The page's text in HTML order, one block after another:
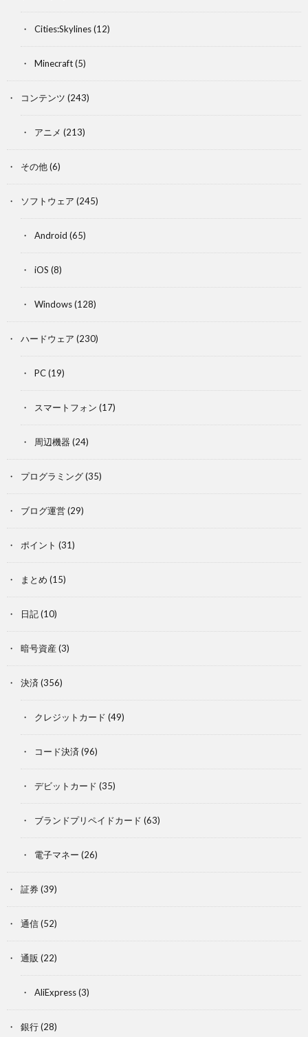
Cities:Skylines(12)
Minecraft(5)
コンテンツ (243)
アニメ (213)
その他(6)
ソフトウェア (245)
Android (65)
iOS (8)
Windows(128)
ハードウェア (230)
PC(19)
スマートフォン (17)
周辺機器 (24)
プログラミング(35)
ブログ運営(29)
ポイント (31)
まとめ (15)
日記(10)
暗号資産 (3)
決済 (356)
クレジットカード (49)
コード決済 (96)
デビットカード (35)
ブランドプリペイドカード (63)
電子マネー (26)
証券(39)
通信(52)
通販 (22)
AliExpress(3)
銀行(28)